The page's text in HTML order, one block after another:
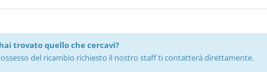
trovato quello che cercavi?
del ricambio richiesto il nostro staff ti contatterà direttamente.